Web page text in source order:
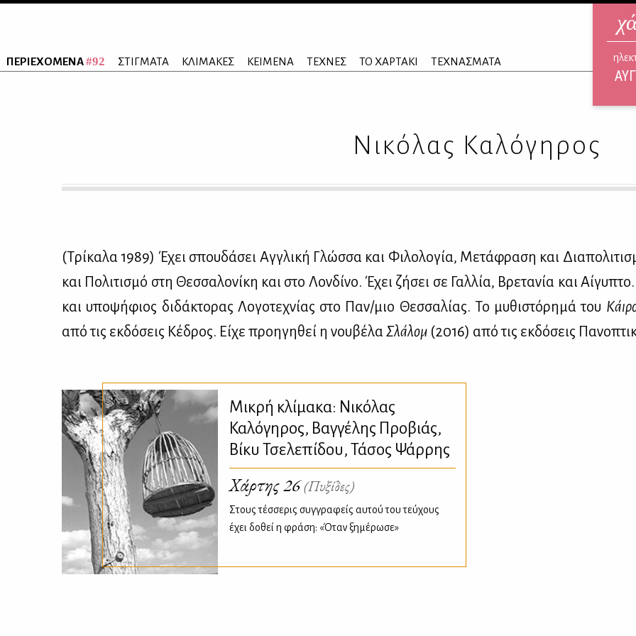
ΠΕΡΙΕΧΟΜΕΝΑ#92 ΣΤΙΓΜΑΤΑ ΚΛΙΜΑΚΕΣ ΚΕΙΜΕΝΑ ΤΕΧΝΕΣ ΤΟ ΧΑΡΤΑΚΙ ΤΕΧΝΑΣΜΑΤΑ
Νικόλας Καλόγηρος
(Τρί­κα­λα 1989) Έχει σπου­δά­σει Αγ­γλι­κή Γλώσ­σα και Φι­λο­λο­γία, Με­τά­φρα­ση και
και Πο­λι­τι­σμό στη Θεσ­σα­λο­νί­κη και στο Λον­δί­νο. Έχει ζή­σει σε Γαλ­λία, Βρε­τα­νία και
και υπο­ψή­φιος δι­δά­κτο­ρας Λο­γο­τε­χνί­ας στο Παν/μιο Θεσ­σα­λί­ας. Το μυ­θι­στό­ρη­μά του
από τις εκ­δό­σεις Κέ­δρος. Εί­χε προη­γη­θεί η νου­βέ­λα Σλά­λομ (2016) από τις εκ­δό­σεις
Μικρή κλίμακα: Νικόλας
Καλόγηρος, Βαγγέλης Προβιάς,
Βίκυ Τσελεπίδου, Τάσος Ψάρρης
Χάρτης 26(Πυξίδες)
Στους τέσσερις συγγραφείς αυτού του τεύχους
έχει δοθεί η φράση: «Όταν ξημέρωσε»